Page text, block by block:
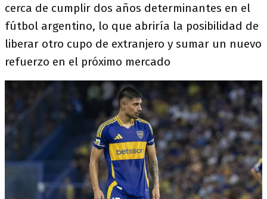
cerca de cumplir dos años determinantes en el
fútbol argentino, lo que abriría la posibilidad de
liberar otro cupo de extranjero y sumar un nuevo
refuerzo en el próximo mercado